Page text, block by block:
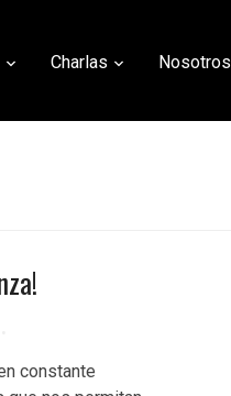
Charlas Nosotros
constante